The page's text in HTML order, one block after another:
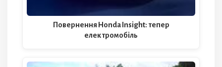
Повернення Honda Insight: тепер
електромобіль